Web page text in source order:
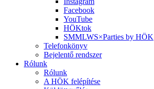
Facebook
YouTube
HÖKtok
SMMLWS×Parties by HÖK
Telefonkönyv
Bejelentő rendszer
Rólunk
Rólunk
A HÖK felépítése